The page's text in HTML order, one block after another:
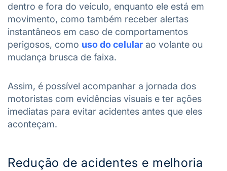
dentro e fora do veículo, enquanto ele está em
movimento, como também receber alertas
instantâneos em caso de comportamentos
perigosos, como uso do celular ao volante ou
mudança brusca de faixa.
Assim, é possível acompanhar a jornada dos
motoristas com evidências visuais e ter ações
imediatas para evitar acidentes antes que eles
aconteçam.
Redução de acidentes e melhoria